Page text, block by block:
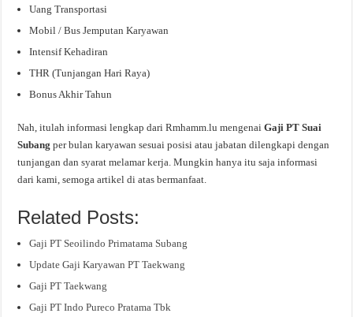
Uang Transportasi
Mobil / Bus Jemputan Karyawan
Intensif Kehadiran
THR (Tunjangan Hari Raya)
Bonus Akhir Tahun
Nah, itulah informasi lengkap dari Rmhamm.lu mengenaiGaji PT Suai
Subangper bulan karyawan sesuai posisi atau jabatan dilengkapi dengan
tunjangan dan syarat melamar kerja. Mungkin hanya itu saja informasi
dari kami, semoga artikel di atas bermanfaat.
Related Posts:
Gaji PT Seoilindo Primatama Subang
Update Gaji Karyawan PT Taekwang
Gaji PT Taekwang
Gaji PT Indo Pureco Pratama Tbk